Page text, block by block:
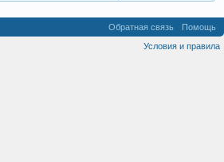
Обратная связь
Помощь
Условия и правила